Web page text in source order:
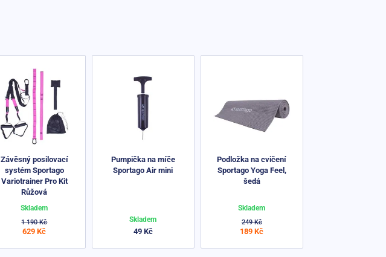
Závěsný posilovací
systém Sportago
Variotrainer Pro Kit
Růžová
1 190 Kč
629 Kč
Skladem
Pumpička na míče
Sportago Air mini
49 Kč
Skladem
Podložka na cvičení
Sportago Yoga Feel,
šedá
249 Kč
189 Kč
Skladem